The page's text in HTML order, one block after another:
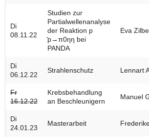
Di
08.11.22
Studien zur
Partialwellenanalyse
der Reaktion p
̄p→π0ηη bei
PANDA
Eva
Di
06.12.22
Strahlenschutz Lennart
Fr
16.12.22
Krebsbehandlung
an Beschleunigern
Manuel
Di
24.01.23
Masterarbeit